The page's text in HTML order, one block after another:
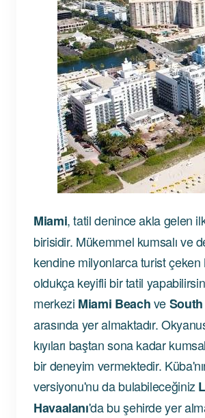
Miami, tatil denince akla gelen
birisidir. Mükemmel kumsalı ve
kendine milyonlarca turist çeken
oldukça keyifli bir tatil
merkezi Miami Beachve
arasında yer almaktadır.
kıyıları baştan sona kadar
bir deneyim vermektedir.
versiyonu'nu da bulabileceğiniz
Havaalanı'da bu şehirde yer